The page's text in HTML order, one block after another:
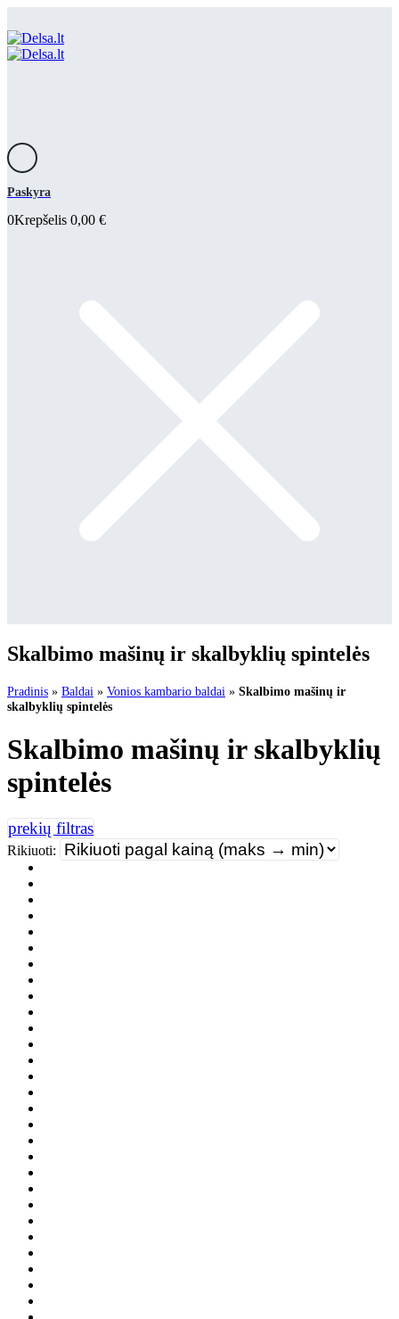
Paskyra
0Krepšelis 0,00 €
Skalbimo mašinų ir skalbyklių spintelės
Pradinis » Baldai » Vonios kambario baldai » Skalbimo mašinų ir
skalbyklių spintelės
Skalbimo mašinų ir skalbyklių
spintelės
Rikiuoti: